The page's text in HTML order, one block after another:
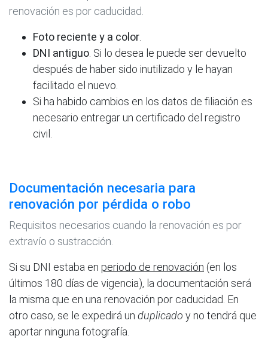
renovación es por caducidad.
Foto reciente y a color
DNI antiguo . Si lo desea le puede ser devuelto
después de haber sido inutilizado y le hayan
facilitado el nuevo.
Si ha habido cambios en los datos de filiación es
necesario entregar un certificado del registro
civil.
Documentación necesaria para
renovación por pérdida o robo
Requisitos necesarios cuando la renovación es por
extravío o sustracción.
Si su DNI estaba en periodo de renovación (en los
últimos 180 días de vigencia), la documentación será
la misma que en una renovación por caducidad. En
otro caso, se le expedirá un duplicado y no tendrá que
aportar ninguna fotografía.